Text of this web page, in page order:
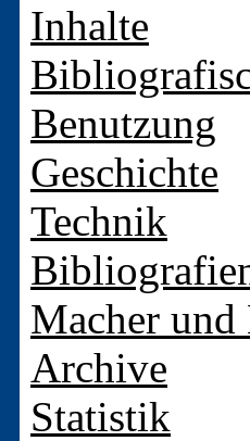
Inhalte
Benutzung
Geschichte
Technik
Macher und
Archive
Statistik